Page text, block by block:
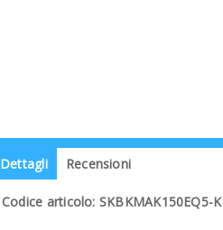
Dettagli Recensioni
Codice articolo: SKBKMAK150EQ5-K